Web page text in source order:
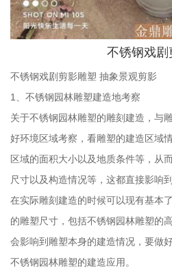
不锈钢戏剧
不锈钢戏剧剪影雕塑 抽象景观剪影
1、不锈钢园林雕塑建造地考察
关于不锈钢园林雕塑的雕刻建造，与
好环境区域考察，看雕塑的建造区域
区域的面积大小以及地质条件等，从
尺寸以及构造情况等，这都直接影响
在实际雕刻建造的时候可以现有基本
的雕塑尺寸，包括不锈钢园林雕塑的
会影响到雕塑本身的建造情况，要做
不锈钢园林雕塑的建造应用。